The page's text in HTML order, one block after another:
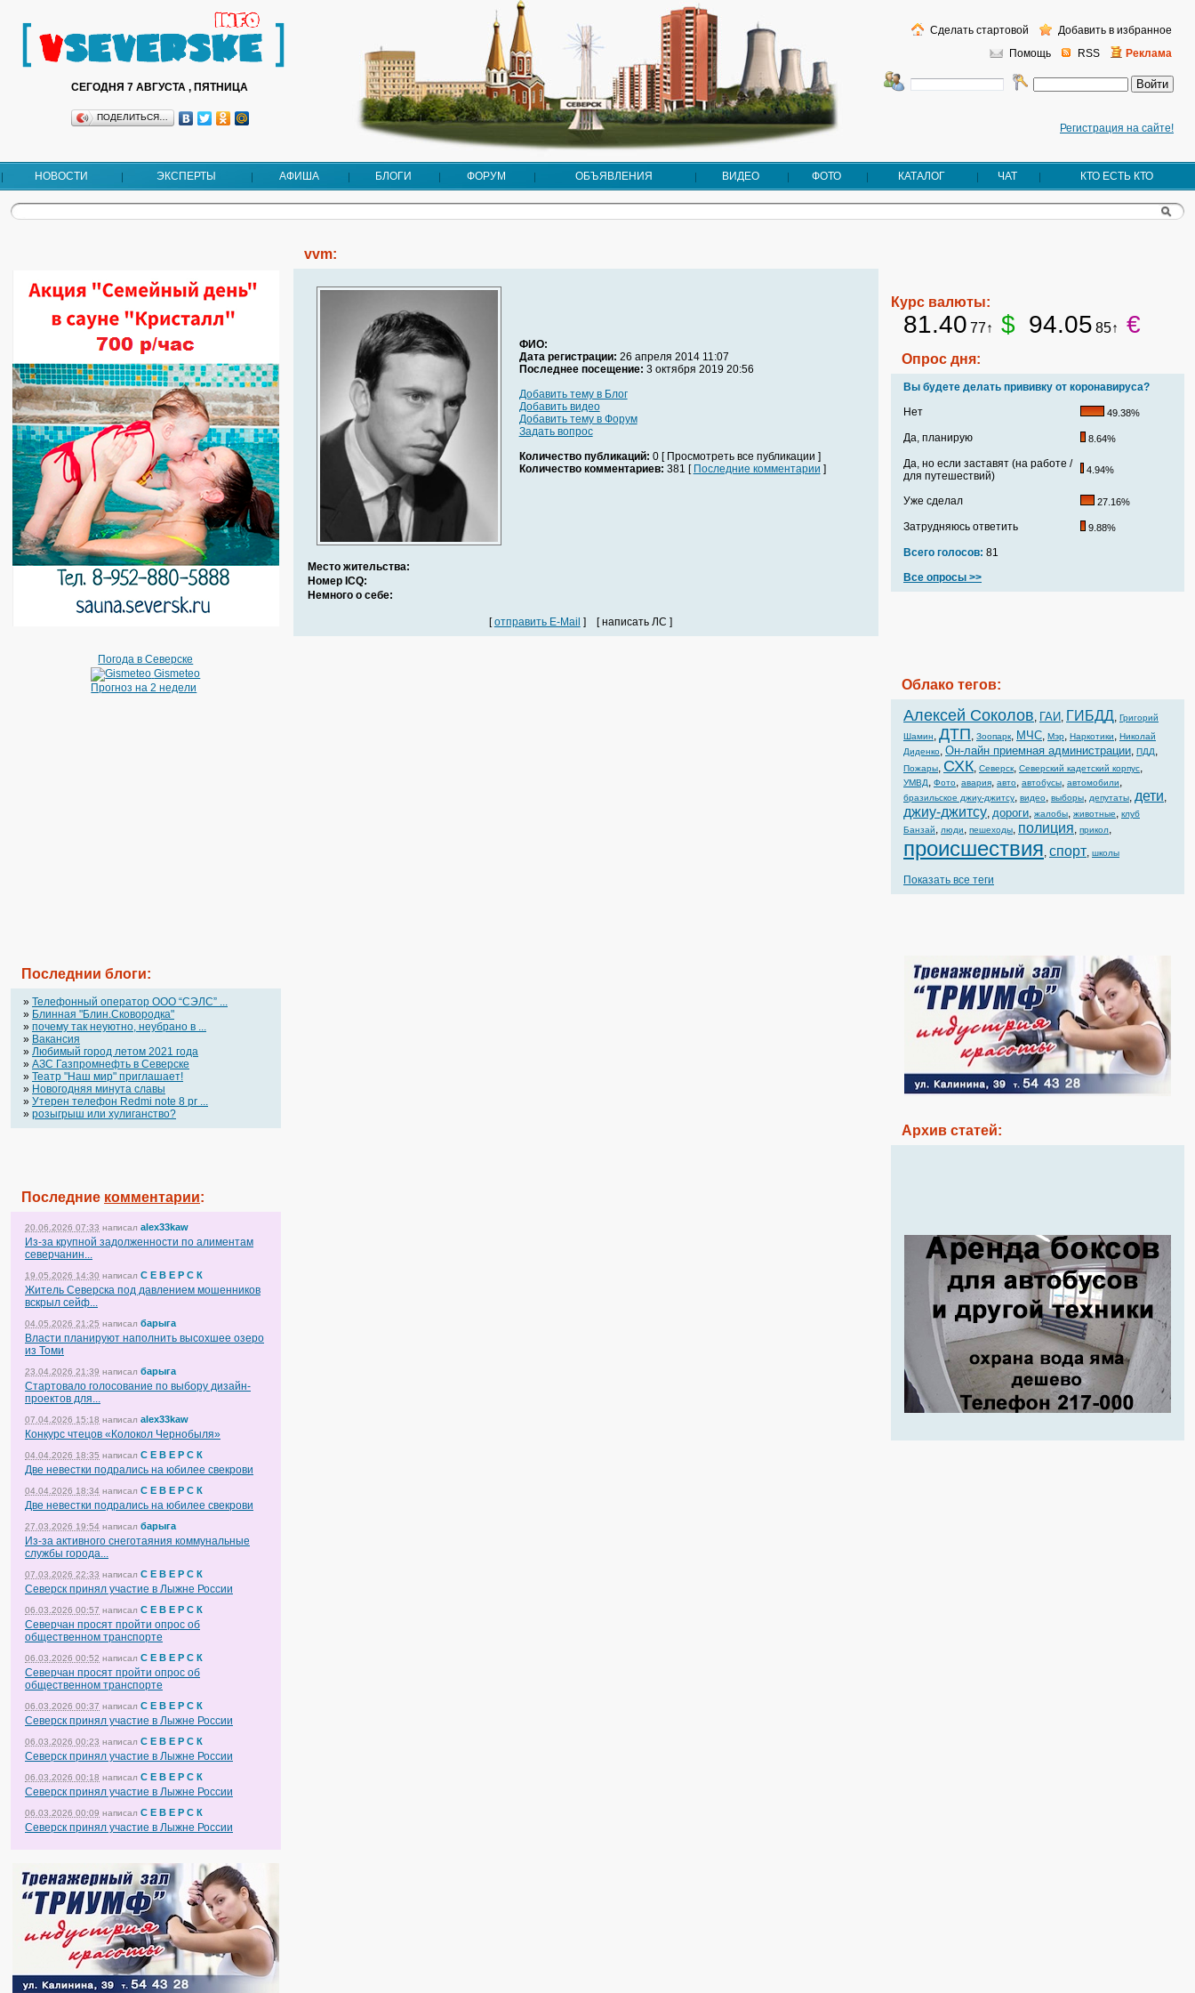
СЕГОДНЯ 7 АВГУСТА , ПЯТНИЦА
ПОДЕЛИТЬСЯ…
Регистрация на сайте!
Помощь RSS Реклама
Сделать стартовой Добавить в избранное
НОВОСТИ ЭКСПЕРТЫ АФИША БЛОГИ ФОРУМ ОБЪЯВЛЕНИЯ ВИДЕО ФОТО КАТАЛОГ ЧАТ КТО ЕСТЬ КТО
Погода в Северске
Gismeteo
Прогноз на 2 недели
Последнии блоги:
» Телефонный оператор OOO “СЭЛС” ...
» Блинная "Блин.Сковородка"
» почему так неуютно, неубрано в ...
» Вакансия
» Любимый город летом 2021 года
» АЗС Газпромнефть в Северске
» Театр "Наш мир" приглашает!
» Новогодняя минута славы
» Утерен телефон Redmi note 8 pr ...
» розыгрыш или хулиганство?
Последние комментарии:
20.06.2026 07:33 написал alex33kaw
Из-за крупной задолженности по алиментам
северчанин...
19.05.2026 14:30 написал С Е В Е Р С К
Житель Северска под давлением мошенников
вскрыл сейф...
04.05.2026 21:25 написал барыга
Власти планируют наполнить высохшее озеро
из Томи
23.04.2026 21:39 написал барыга
Стартовало голосование по выбору дизайн-
проектов для...
07.04.2026 15:18 написал alex33kaw
Конкурс чтецов «Колокол Чернобыля»
04.04.2026 18:35 написал С Е В Е Р С К
Две невестки подрались на юбилее свекрови
04.04.2026 18:34 написал С Е В Е Р С К
Две невестки подрались на юбилее свекрови
27.03.2026 19:54 написал барыга
Из-за активного снеготаяния коммунальные
службы города...
07.03.2026 22:33 написал С Е В Е Р С К
Северск принял участие в Лыжне России
06.03.2026 00:57 написал С Е В Е Р С К
Северчан просят пройти опрос об
общественном транспорте
06.03.2026 00:52 написал С Е В Е Р С К
Северчан просят пройти опрос об
общественном транспорте
06.03.2026 00:37 написал С Е В Е Р С К
Северск принял участие в Лыжне России
06.03.2026 00:23 написал С Е В Е Р С К
Северск принял участие в Лыжне России
06.03.2026 00:18 написал С Е В Е Р С К
Северск принял участие в Лыжне России
06.03.2026 00:09 написал С Е В Е Р С К
Северск принял участие в Лыжне России
vvm:
ФИО:
Дата регистрации: 26 апреля 2014 11:07
Последнее посещение: 3 октября 2019 20:56
Добавить тему в Блог
Добавить видео
Добавить тему в Форум
Задать вопрос
Количество публикаций: 0 [ Просмотреть все публикации ]
Количество комментариев: 381 [ Последние комментарии ]
Место жительства:
Номер ICQ:
Немного о себе:
[отправить E-Mail ] [ написать ЛС ]
Курс валюты:
81.40 77↑ $ 94.05 85↑ €
Опрос дня:
Вы будете делать прививку от коронавируса?
Нет
49.38%
Да, планирую 8.64%
Да, но если заставят (на работе /
для путешествий)
4.94%
Уже сделал 27.16%
Затрудняюсь ответить 9.88%
Всего голосов: 81
Все опросы >>
Облако тегов:
Алексей Соколов, ГАИ, ГИБДД, Григорий
Шамин, ДТП, Зоопарк, МЧС, Мэр, Наркотики, Николай
Диденко, Он-лайн приемная администрации, ПДД,
Пожары, СХК, Северск, Северский кадетский корпус,
УМВД, Фото, авария, авто, автобусы, автомобили,
бразильское джиу-джитсу, видео, выборы, депутаты, дети,
джиу-джитсу, дороги, жалобы, животные, клуб
Банзай, люди, пешеходы, полиция, прикол,
происшествия, спорт, школы
Показать все теги
Архив статей: